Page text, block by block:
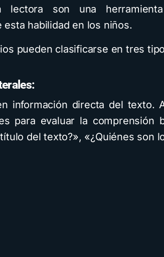
lectora son una
esta habilidad en los niños.
pueden clasificarse en tres
información directa del texto.
para evaluar la comprensión
del texto?», «¿Quiénes son